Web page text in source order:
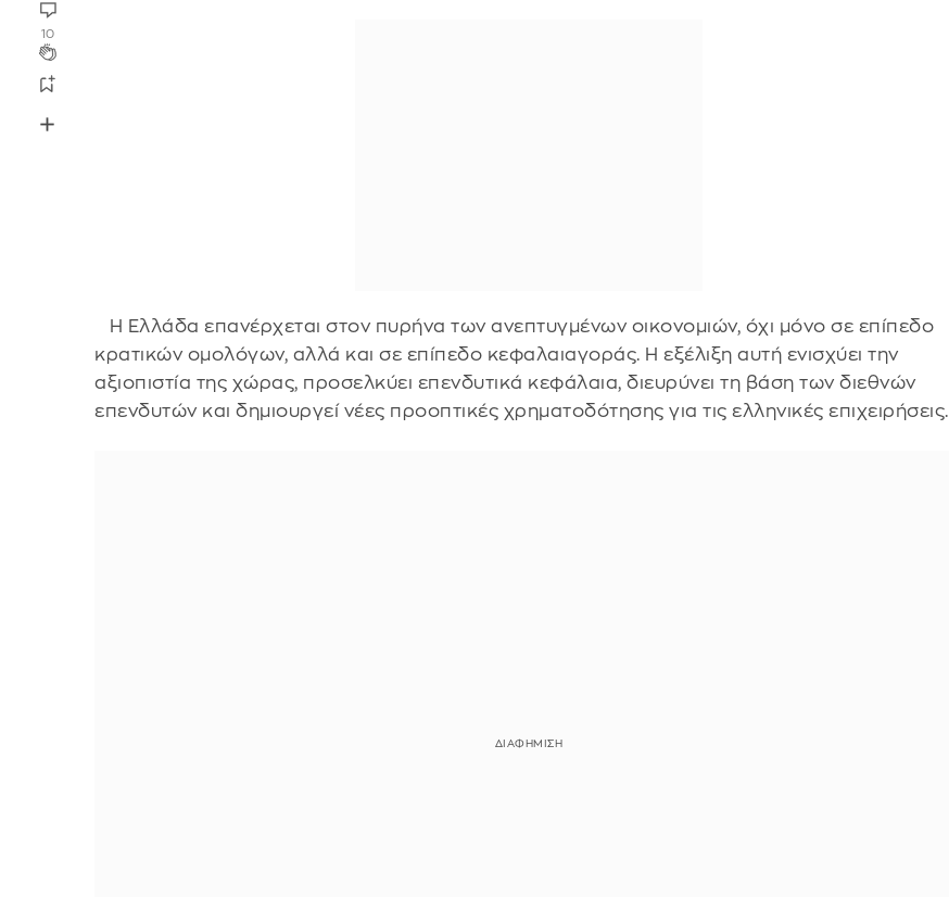
10
Η Ελλάδα επανέρχεται στον πυρήνα των ανεπτυγμένων οικονομιών, όχι μόνο σε επίπεδο
κρατικών ομολόγων, αλλά και σε επίπεδο κεφαλαιαγοράς. Η εξέλιξη αυτή ενισχύει την
αξιοπιστία της χώρας, προσελκύει επενδυτικά κεφάλαια, διευρύνει τη βάση των διεθνών
επενδυτών και δημιουργεί νέες προοπτικές χρηματοδότησης για τις ελληνικές επιχειρήσεις.